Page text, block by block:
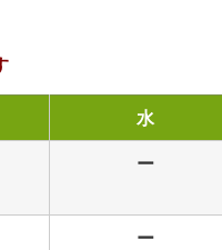
水
ー
ー